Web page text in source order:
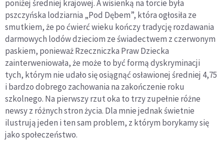
poniżej średniej krajowej. A wisienką na torcie była
pszczyńska lodziarnia „Pod Dębem”, która ogłosiła ze
smutkiem, że po ćwierć wieku kończy tradycję rozdawania
darmowych lodów dzieciom ze świadectwem z czerwonym
paskiem, ponieważ Rzeczniczka Praw Dziecka
zainterweniowała, że może to być formą dyskryminacji
tych, którym nie udało się osiągnąć osławionej średniej 4,75
i bardzo dobrego zachowania na zakończenie roku
szkolnego. Na pierwszy rzut oka to trzy zupełnie różne
newsy z różnych stron życia. Dla mnie jednak świetnie
ilustrują jeden i ten sam problem, z którym borykamy się
jako społeczeństwo.